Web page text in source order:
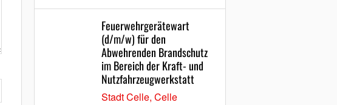
Feuerwehrgerätewart
(d/m/w) für den
Abwehrenden Brandschutz
im Bereich der Kraft- und
Nutzfahrzeugwerkstatt
Stadt Celle, Celle